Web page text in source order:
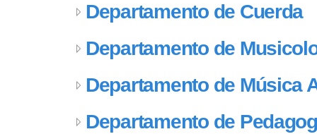
Departamento de Cuerda
Departamento de
Departamento de Música
Departamento de